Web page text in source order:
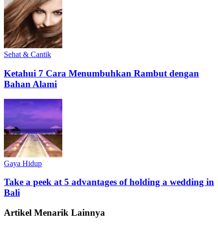
Sehat & Cantik
Ketahui 7 Cara Menumbuhkan Rambut dengan
Bahan Alami
Gaya Hidup
Take a peek at 5 advantages of holding a wedding in
Bali
Artikel Menarik Lainnya